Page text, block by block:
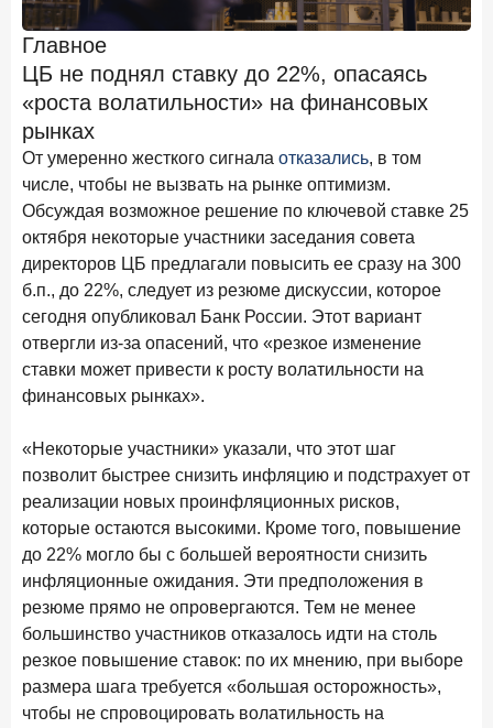
Клиенты чаще всего узнают о сберегательных
продуктах из рекламы в интернете и на ТВ
9 июля 2026 года
С ростом благосостояния клиентов-сберегателей
7 июля 2026 года
По итогам июня 2026 года объем выдач кредитов
составил 1 166,4 млрд руб.
3 июля 2026 года
«Скорость измеряется секундами». Новые стандарты
банковского контакт-центра
Ипотека в России: итоги мая 2026 года в цифрах
22 июня 2026 года
завоевывают лояльность private-клиентов
Рассылка Frank RG
Итоги недели, наша трактовка основных событий
на банковском рынке
ПОДПИСАТЬСЯ
Главное
ЦБ не поднял ставку до 22%, опасаясь
«роста волатильности» на финансовых
рынках
От умеренно жесткого сигнала отказались, в том
числе, чтобы не вызвать на рынке оптимизм.
Обсуждая возможное решение по ключевой ставке 25
октября некоторые участники заседания совета
директоров ЦБ предлагали повысить ее сразу на 300
б.п., до 22%, следует из резюме дискуссии, которое
сегодня опубликовал Банк России. Этот вариант
отвергли из-за опасений, что «резкое изменение
ставки может привести к росту волатильности на
финансовых рынках».
«Некоторые участники» указали, что этот шаг
позволит быстрее снизить инфляцию и подстрахует от
реализации новых проинфляционных рисков,
которые остаются высокими. Кроме того, повышение
до 22% могло бы с большей вероятности снизить
инфляционные ожидания. Эти предположения в
резюме прямо не опровергаются. Тем не менее
большинство участников отказалось идти на столь
резкое повышение ставок: по их мнению, при выборе
размера шага требуется «большая осторожность»,
чтобы не спровоцировать волатильность на